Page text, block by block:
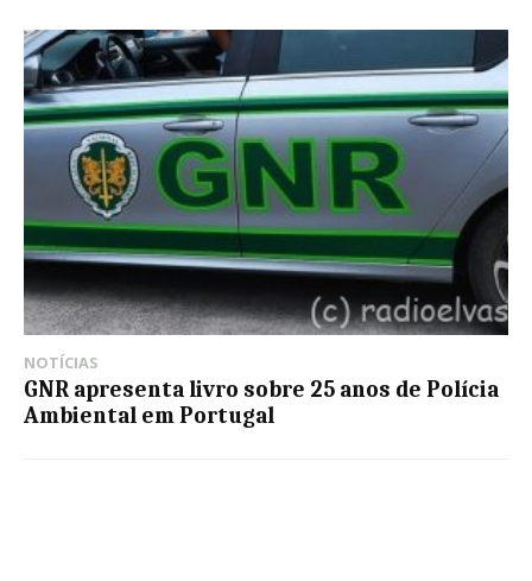
NOTÍCIAS
GNR apresenta livro sobre 25 anos de Polícia
Ambiental em Portugal